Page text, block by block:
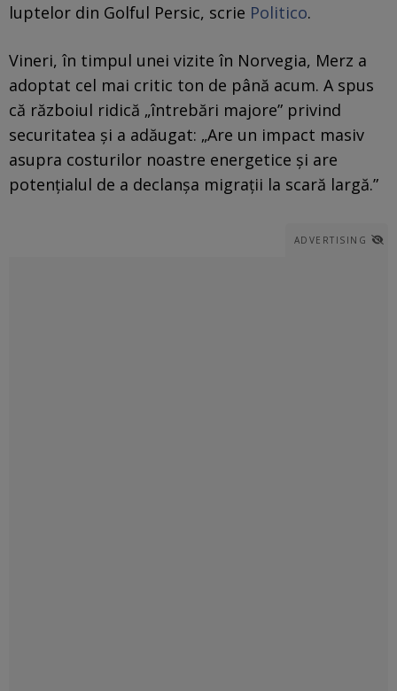
luptelor din Golful Persic, scrie Politico.
Vineri, în timpul unei vizite în Norvegia, Merz a
adoptat cel mai critic ton de până acum. A spus
că războiul ridică „întrebări majore” privind
securitatea și a adăugat: „Are un impact masiv
asupra costurilor noastre energetice și are
potențialul de a declanșa migrații la scară largă.”
ADVERTISING